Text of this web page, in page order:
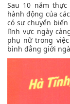
Sau 10 năm
hành động của
có sự chuyển
lĩnh vực ngày
phụ nữ trong
bình đẳng giới